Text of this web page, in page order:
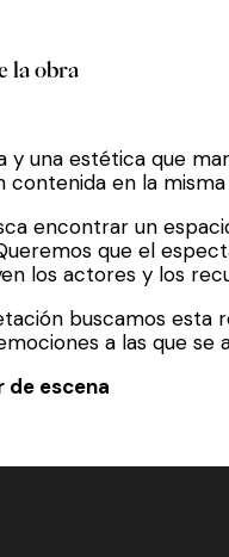
la obra
y una estética que
contenida en la
encontrar un
que el
los actores y los
buscamos esta
a las que se
escena